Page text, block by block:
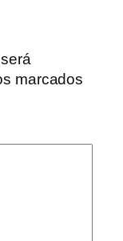
marcados